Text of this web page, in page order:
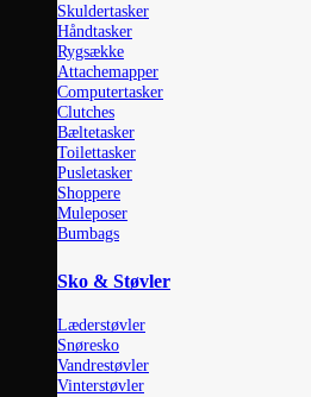
Skuldertasker
Håndtasker
Rygsække
Attachemapper
Computertasker
Clutches
Bæltetasker
Toilettasker
Pusletasker
Shoppere
Muleposer
Bumbags
Sko & Støvler
Læderstøvler
Snøresko
Vandrestøvler
Vinterstøvler